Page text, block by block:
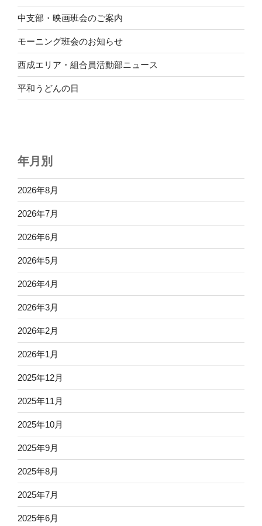
中支部・映画班会のご案内
モーニング班会のお知らせ
西成エリア・組合員活動部ニュース
平和うどんの日
年月別
2026年8月
2026年7月
2026年6月
2026年5月
2026年4月
2026年3月
2026年2月
2026年1月
2025年12月
2025年11月
2025年10月
2025年9月
2025年8月
2025年7月
2025年6月